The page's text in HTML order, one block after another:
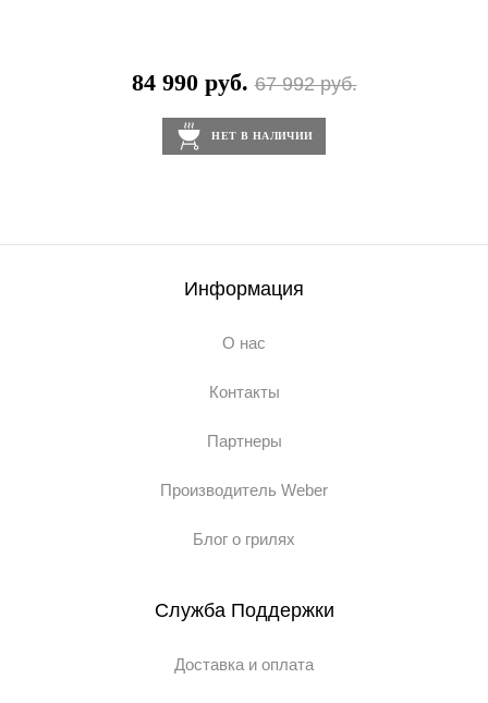
84 990 руб.67 992 руб.
НЕТ В НАЛИЧИИ
Информация
О нас
Контакты
Партнеры
Производитель Weber
Блог о грилях
Служба Поддержки
Доставка и оплата